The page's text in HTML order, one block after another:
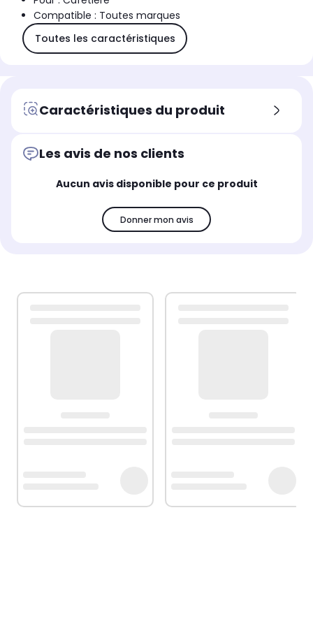
Compatible : Toutes marques
Toutes les caractéristiques
Caractéristiques du produit
Les avis de nos clients
Aucun avis disponible pour ce produit
Donner mon avis